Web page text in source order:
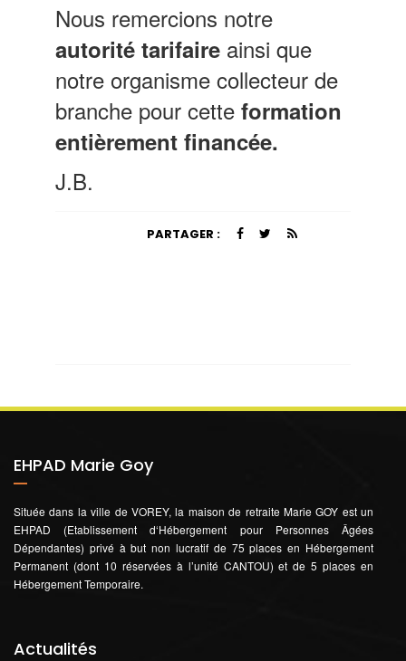
Nous remercions notre
autorité tarifaire ainsi que
notre organisme collecteur de
branche pour cette formation
entièrement financée.
J.B.
PARTAGER :
EHPAD Marie Goy
Située dans la ville de VOREY, la maison de retraite Marie GOY est un
EHPAD (Etablissement d‘Hébergement pour Personnes Âgées
Dépendantes) privé à but non lucratif de 75 places en Hébergement
Permanent (dont 10 réservées à l’unité CANTOU) et de 5 places en
Hébergement Temporaire.
Actualités